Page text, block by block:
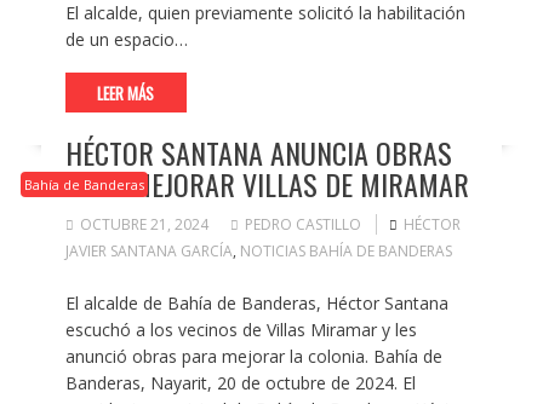
El alcalde, quien previamente solicitó la habilitación
de un espacio…
LEER MÁS
Bahía de Banderas
HÉCTOR SANTANA ANUNCIA OBRAS
PARA MEJORAR VILLAS DE MIRAMAR
OCTUBRE 21, 2024 PEDRO CASTILLO
HÉCTOR
JAVIER SANTANA GARCÍA, NOTICIAS BAHÍA DE BANDERAS
El alcalde de Bahía de Banderas, Héctor Santana
escuchó a los vecinos de Villas Miramar y les
anunció obras para mejorar la colonia. Bahía de
Banderas, Nayarit, 20 de octubre de 2024. El